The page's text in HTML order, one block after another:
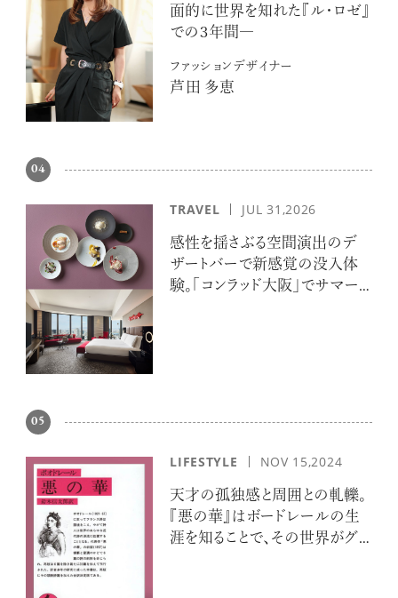
面的に世界を知れた『ル・ロゼ』
での３年間―
ファッションデザイナー
芦田 多恵
04
TRAVEL JUL 31,2026
感性を揺さぶる空間演出のデ
ザートバーで新感覚の没入体
験。「コンラッド大阪」でサマー
05
LIFESTYLE NOV 15,2024
天才の孤独感と周囲との軋轢。
『悪の華』はボードレールの生
涯を知ることで、その世界がグッ